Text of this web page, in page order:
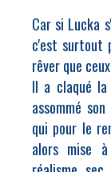
Car si Lucka
c'est surtout
rêver que
Il a claqué
assommé
qui pour le
alors mise